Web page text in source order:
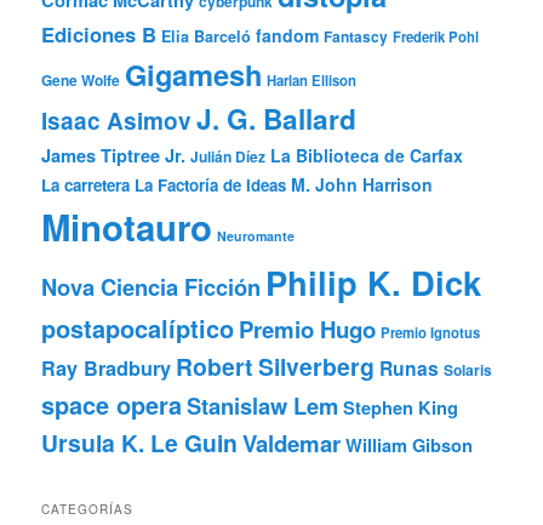
Ediciones B Elia Barceló fandom Fantascy Frederik Pohl
Gene Wolfe Gigamesh Harlan Ellison
Isaac AsimovJ. G. Ballard
James Tiptree Jr. Julián Díez La Biblioteca de Carfax
La carretera La Factoría de Ideas M. John Harrison
Minotauro Neuromante
Nova Ciencia Ficción Philip K. Dick
postapocalípticoPremio Hugo Premio Ignotus
Ray Bradbury Robert Silverberg Runas Solaris
space operaStanislaw Lem Stephen King
Ursula K. Le GuinValdemarWilliam Gibson
CATEGORÍAS